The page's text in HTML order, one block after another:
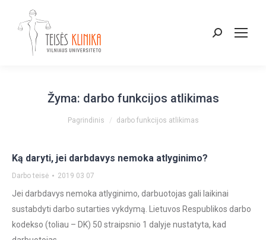
Paieška:
Žyma: darbo funkcijos atlikimas
You are here:
Pagrindinis darbo funkcijos atlikimas
Ką daryti, jei darbdavys nemoka atlyginimo?
Darbo teisė 2019 03 07
Jei darbdavys nemoka atlyginimo, darbuotojas gali laikinai
sustabdyti darbo sutarties vykdymą. Lietuvos Respublikos darbo
kodekso (toliau – DK) 50 straipsnio 1 dalyje nustatyta, kad